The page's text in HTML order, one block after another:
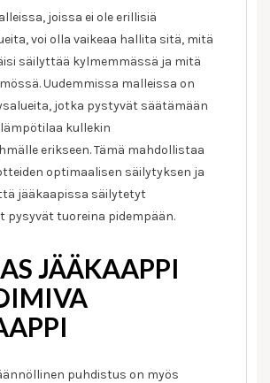
joissa ei ole erillisiä
voi olla vaikeaa hallita sitä, mitä
säilyttää kylmemmässä ja mitä
Uudemmissa malleissa on
jotka pystyvät säätämään
kullekin
erikseen. Tämä mahdollistaa
optimaalisen säilytyksen ja
jääkaapissa säilytetyt
pysyvät tuoreina pidempään.
JÄÄKAAPPI
puhdistus on myös